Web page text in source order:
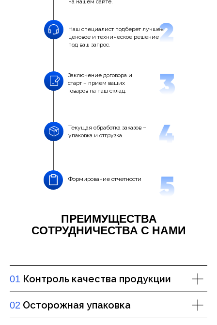
Наш специалист подберет лучшее
ценовое и техническое решение
под ваш запрос.
Заключение договора и
старт – прием ваших
товаров на наш склад.
Текущая обработка заказов –
упаковка и отгрузка.
Формирование отчетности
на нашем сайте.
ПРЕИМУЩЕСТВА
СОТРУДНИЧЕСТВА С НАМИ
01 Контроль качества продукции
02 Осторожная упаковка